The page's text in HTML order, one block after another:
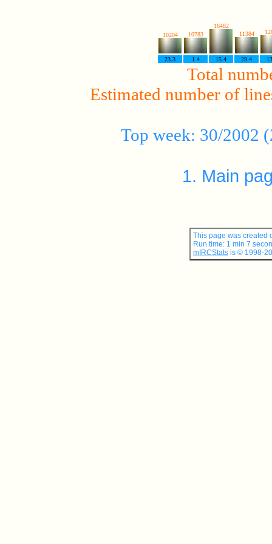
10204 10783
16482
11384
23.3 1.4 15.4 29.4
Total
Estimated number of
Top week: 30/2002
1. Main
This page was created
Run time: 1 min 7
mIRCStats is © 1998-